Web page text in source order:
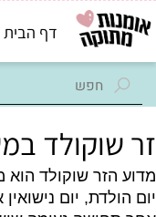
דף הבית
שוקולד הוא מתנה
יום נישואין